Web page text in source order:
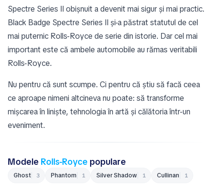
Spectre Series II obișnuit a devenit mai sigur și mai practic.
Black Badge Spectre Series II și-a păstrat statutul de cel
mai puternic Rolls-Royce de serie din istorie. Dar cel mai
important este că ambele automobile au rămas veritabili
Rolls-Royce.
Nu pentru că sunt scumpe. Ci pentru că știu să facă ceea
ce aproape nimeni altcineva nu poate: să transforme
mișcarea în liniște, tehnologia în artă și călătoria într-un
eveniment.
Modele Rolls-Royce populare
Ghost 3 Phantom 1 Silver Shadow 1 Cullinan 1